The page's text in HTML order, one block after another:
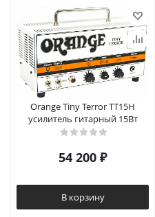
Orange Tiny Terror TT15H
усилитель гитарный 15Вт
54 200 ₽
В корзину